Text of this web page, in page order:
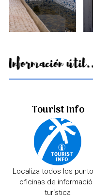
Información
Tourist Info
Localiza todos los
oficinas de
turística